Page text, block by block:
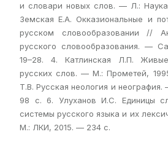
и словари новых слов. — Л.:
Земская Е.А. Окказиональные и
русском словообразовании //
русского словообразования. —
19–28. 4. Катлинская Л.П.
русских слов. — М.: Прометей,
Т.В. Русская неология и
98 с. 6. Улуханов И.С. Единицы
системы русского языка и их
М.: ЛКИ, 2015. — 234 с.